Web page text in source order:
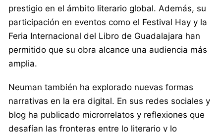
prestigio en el ámbito literario global. Además, su
participación en eventos como el Festival Hay y la
Feria Internacional del Libro de Guadalajara han
permitido que su obra alcance una audiencia más
amplia.
Neuman también ha explorado nuevas formas
narrativas en la era digital. En sus redes sociales y
blog ha publicado microrrelatos y reflexiones que
desafían las fronteras entre lo literario y lo